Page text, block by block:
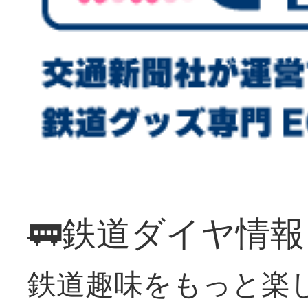
🚃鉄道ダイヤ情
鉄道趣味をもっと楽